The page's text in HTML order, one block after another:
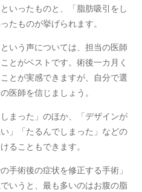
いったものと、「脂肪吸引をし
たものが挙げられます。
いう声については、担当の医師
とがベストです。術後一カ月く
とが実感できますが、自分で選
医師を信じましょう。
まった」のほか、「デザインが
」「たるんでしまった」などの
ることもできます。
手術後の症状を修正する手術」
いうと、最も多いのはお腹の脂